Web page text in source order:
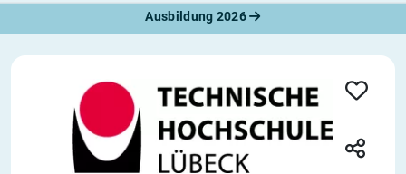
Ausbildung 2026